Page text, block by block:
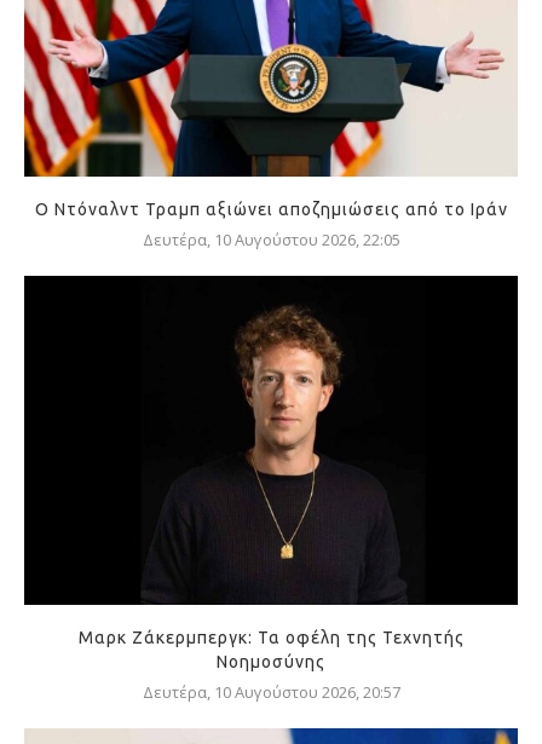
Ο Ντόναλντ Τραμπ αξιώνει αποζημιώσεις από το Ιράν
Δευτέρα, 10 Αυγούστου 2026, 22:05
Μαρκ Ζάκερμπεργκ: Τα οφέλη της Τεχνητής
Νοημοσύνης
Δευτέρα, 10 Αυγούστου 2026, 20:57